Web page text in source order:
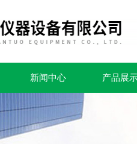
新闻中心 产品展